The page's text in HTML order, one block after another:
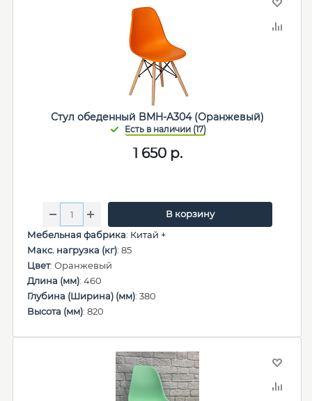
Стул обеденный BMH-A304 (Оранжевый)
1 650р.
В корзину
Мебельная фабрика: Китай +
Макс. нагрузка (кг): 85
Цвет: Оранжевый
Длина (мм): 460
Глубина (Ширина) (мм): 380
Высота (мм): 820